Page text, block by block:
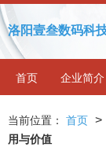
洛阳壹叁数码科
首页 企业简介
当前位置： 首页 >
用与价值